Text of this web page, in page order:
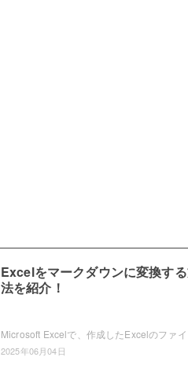
Excelをマークダウンに変換す
法を紹介！
2025年06月04日